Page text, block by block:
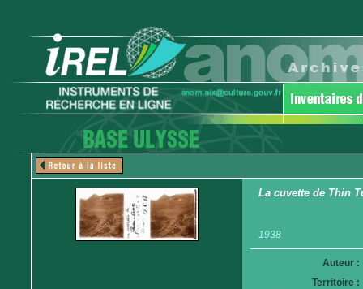
La cuvette de Thin
1938
Auteur :
Territoire :